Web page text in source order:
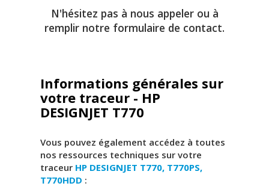
N'hésitez pas à nous appeler ou à
remplir notre formulaire de contact.
Informations générales sur
votre traceur - HP
DESIGNJET T770
Vous pouvez également accédez à toutes
nos ressources techniques sur votre
traceur HP DESIGNJET T770, T770PS,
T770HDD :